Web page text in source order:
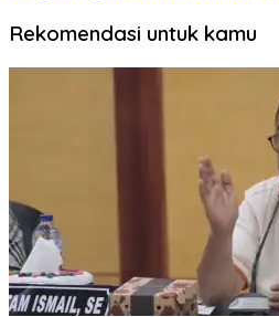
Rekomendasi untuk kamu